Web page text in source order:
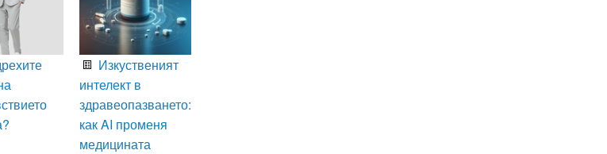
Изкуственият
интелект в
здравеопазването:
как AI променя
медицината